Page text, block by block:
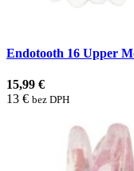
Endotooth 16 Upper
15,99 €
13 € bez DPH